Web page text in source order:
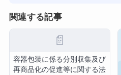
関連する記事
📄
容器包装に係る分別収集及び
再商品化の促進等に関する法